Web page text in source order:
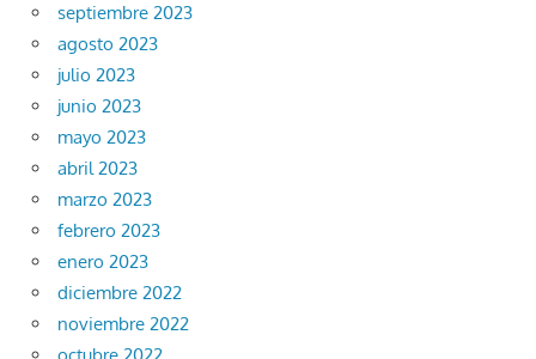
septiembre 2023
agosto 2023
julio 2023
junio 2023
mayo 2023
abril 2023
marzo 2023
febrero 2023
enero 2023
diciembre 2022
noviembre 2022